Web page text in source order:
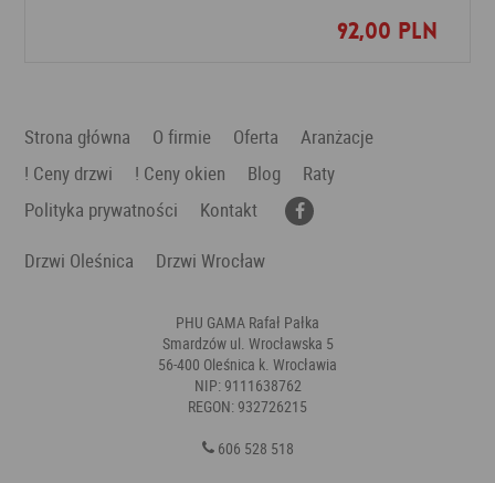
92,00 PLN
Dodaj do ulubionych
Strona główna O firmie Oferta
Aranżacje
! Ceny drzwi
! Ceny okien Blog
Raty
Polityka prywatności
Kontakt
Drzwi Oleśnica
Drzwi Wrocław
PHU GAMA Rafał Pałka
Smardzów ul. Wrocławska 5
56-400 Oleśnica k. Wrocławia
NIP: 9111638762
REGON: 932726215
606 528 518